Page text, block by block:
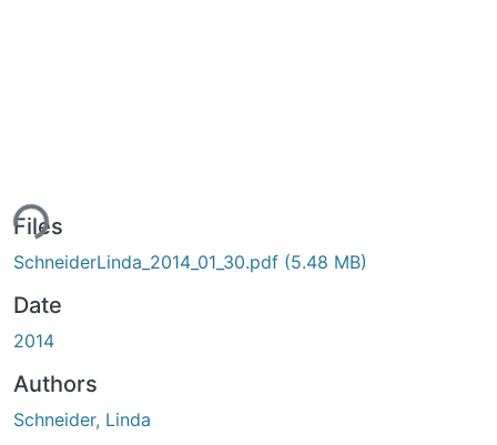
Files
SchneiderLinda_2014_01_30.pdf (5.48 MB)
Date
2014
Authors
Schneider, Linda